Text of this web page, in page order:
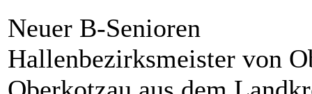
Neuer B-Senioren
Hallenbezirksmeister von